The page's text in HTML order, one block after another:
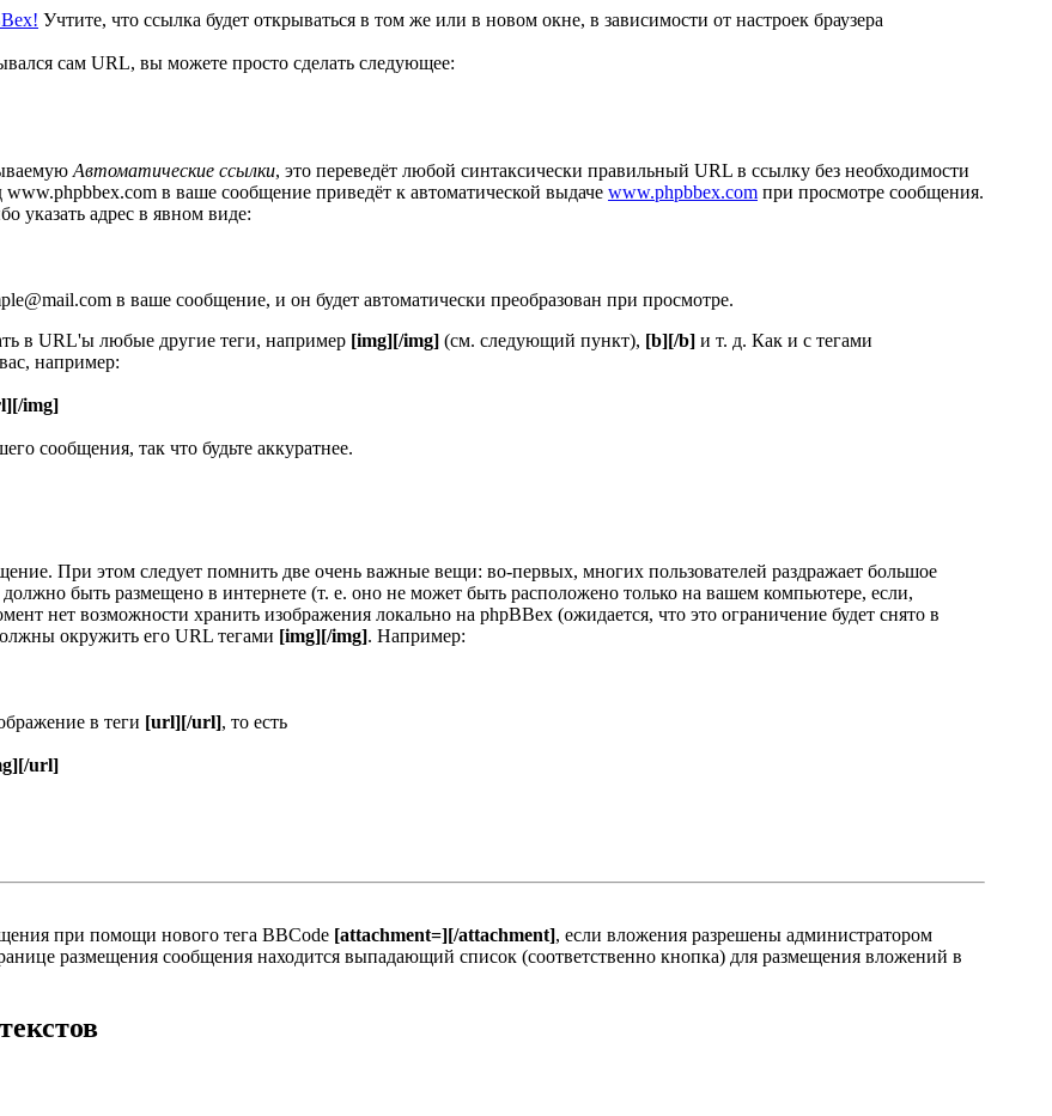
Учтите, что ссылка будет открываться в том же или в новом окне, в зависимости от настроек браузера
сам URL, вы можете просто сделать следующее:
Автоматические ссылки, это переведёт любой синтаксически правильный URL в ссылку без необходимости
в ваше сообщение приведёт к автоматической выдаче www.phpbbex.com при просмотре сообщения.
указать адрес в явном виде:
в ваше сообщение, и он будет автоматически преобразован при просмотре.
в URL'ы любые другие теги, например [img][/img] (см. следующий пункт), [b][/b] и т. д. Как и с тегами
например:
img]
сообщения, так что будьте аккуратнее.
При этом следует помнить две очень важные вещи: во-первых, многих пользователей раздражает большое
быть размещено в интернете (т. е. оно не может быть расположено только на вашем компьютере, если,
нет возможности хранить изображения локально на phpBBex (ожидается, что это ограничение будет снято в
окружить его URL тегами [img][/img]. Например:
в теги [url][/url], то есть
url]
при помощи нового тега BBCode [attachment=][/attachment], если вложения разрешены администратором
размещения сообщения находится выпадающий список (соответственно кнопка) для размещения вложений в